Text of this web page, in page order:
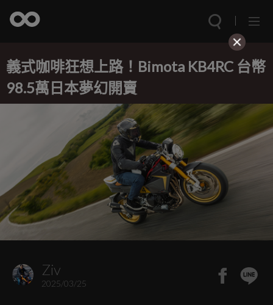
義式咖啡狂想上路！Bimota KB4RC 台幣
98.5萬日本夢幻開賣
Ziv
2025/03/25